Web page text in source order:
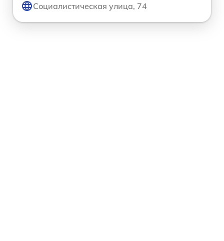
Социалистическая улица, 74